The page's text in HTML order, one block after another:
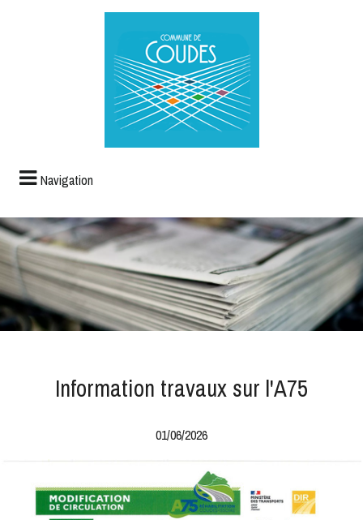
Navigation
Information travaux sur l'A75
01/06/2026